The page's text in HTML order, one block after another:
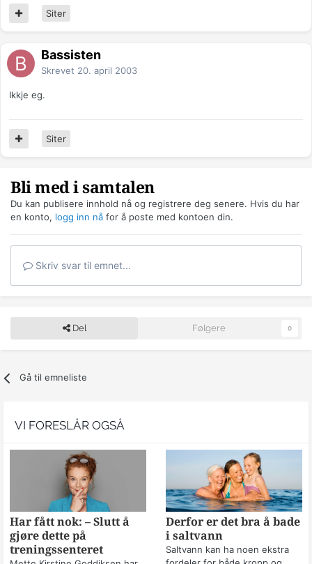
Siter
Bassisten
Skrevet 20. april 2003
Ikkje eg.
Siter
Bli med i samtalen
Du kan publisere innhold nå og registrere deg senere. Hvis du har
en konto, logg inn nå for å poste med kontoen din.
Skriv svar til emnet...
Del Følgere 0
Gå til emneliste
VI FORESLÅR OGSÅ
Har fått nok: – Slutt å
gjøre dette på
treningssenteret
Derfor er det bra å bade
i saltvann
Saltvann kan ha noen ekstra